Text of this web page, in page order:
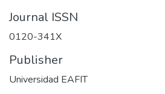
Journal ISSN
0120-341X
Publisher
Universidad EAFIT